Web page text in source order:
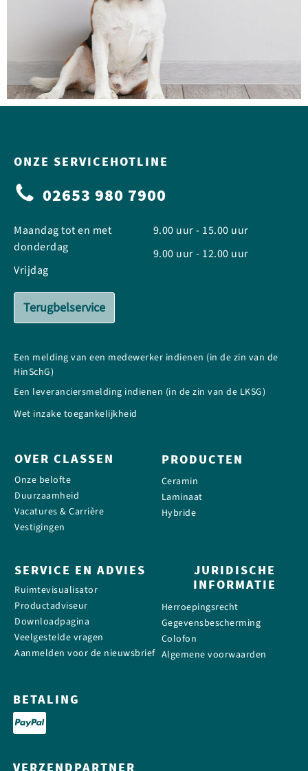
ONZE SERVICEHOTLINE
02653 980 7900
Maandag tot en met
donderdag
Vrijdag
9.00 uur - 15.00 uur
9.00 uur - 12.00 uur
Terugbelservice
Een melding van een medewerker indienen (in de zin van de
HinSchG)
Een leveranciersmelding indienen (in de zin van de LKSG)
Wet inzake toegankelijkheid
OVER CLASSEN
Onze belofte
Duurzaamheid
Vacatures & Carrière
Vestigingen
PRODUCTEN
Ceramin
Laminaat
Hybride
SERVICE EN ADVIES
Ruimtevisualisator
Productadviseur
Downloadpagina
Veelgestelde vragen
Aanmelden voor de nieuwsbrief
JURIDISCHE
INFORMATIE
Herroepingsrecht
Gegevensbescherming
Colofon
Algemene voorwaarden
BETALING
VERZENDPARTNER